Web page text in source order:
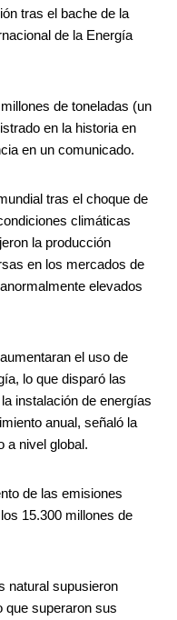
tras el bache de la
de la Energía
de toneladas (un
en la historia en
en un comunicado.
tras el choque de
climáticas
la producción
en los mercados de
elevados
el uso de
lo que disparó las
instalación de energías
anual, señaló la
a nivel global.
de las emisiones
15.300 millones de
natural supusieron
que superaron sus